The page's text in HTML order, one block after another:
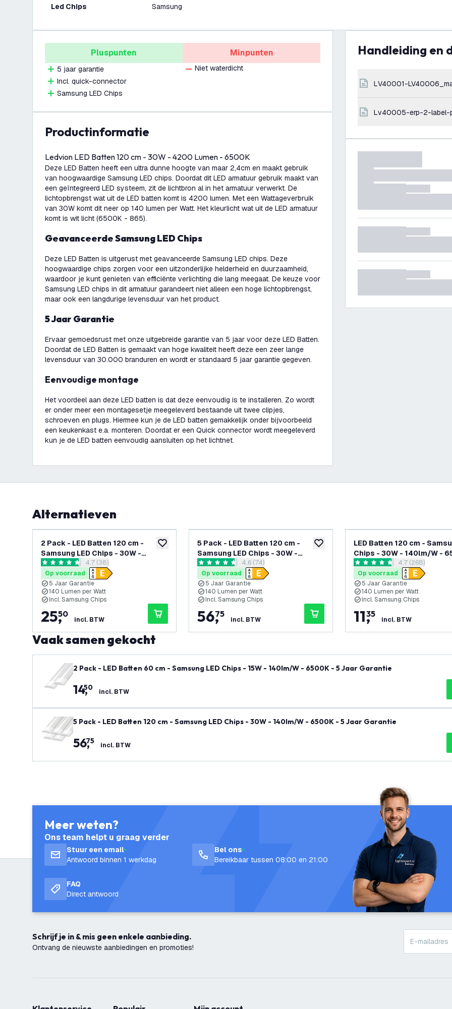
Led Chips Samsung
Pluspunten
5 jaar garantie
Incl. quick-connector
Samsung LED Chips
Minpunten
Niet waterdicht
productinformatie
Ledvion LED Batten 120 cm - 30W - 4200 Lumen - 6500K
Deze LED Batten heeft een ultra dunne hoogte van maar 2,4cm en maakt gebruik
van hoogwaardige Samsung LED chips. Doordat dit LED armatuur gebruik maakt van
een geïntegreerd LED systeem, zit de lichtbron al in het armatuur verwerkt. De
lichtopbrengst wat uit de LED batten komt is 4200 lumen. Met een Wattageverbruik
van 30W komt dit neer op 140 lumen per Watt. Het kleurlicht wat uit de LED armatuur
komt is wit licht (6500K - 865).
Geavanceerde Samsung LED Chips
Deze LED Batten is uitgerust met geavanceerde Samsung LED chips. Deze
hoogwaardige chips zorgen voor een uitzonderlijke helderheid en duurzaamheid,
waardoor je kunt genieten van efficiënte verlichting die lang meegaat. De keuze voor
Samsung LED chips in dit armatuur garandeert niet alleen een hoge lichtopbrengst,
maar ook een langdurige levensduur van het product.
5 Jaar Garantie
Ervaar gemoedsrust met onze uitgebreide garantie van 5 jaar voor deze LED Batten.
Doordat de LED Batten is gemaakt van hoge kwaliteit heeft deze een zeer lange
levensduur van 30.000 branduren en wordt er standaard 5 jaar garantie gegeven.
Eenvoudige montage
Het voordeel aan deze LED batten is dat deze eenvoudig is te installeren. Zo wordt
er onder meer een montagesetje meegeleverd bestaande uit twee clipjes,
schroeven en plugs. Hiermee kun je de LED batten gemakkelijk onder bijvoorbeeld
een keukenkast e.a. monteren. Doordat er een Quick connector wordt meegeleverd
kun je de LED batten eenvoudig aansluiten op het lichtnet.
Handleiding en
LV40001-
lv40005-erp-2-label-
Alternatieven
toevoegen aan verlanglijst
2 Pack - LED Batten 120 cm -
Samsung LED Chips - 30W -
140lm/W - 4000K - 5 Jaar
Garantie
reviews drawer openen
4.7 score sterren4.7 (38)
Op voorraad
5 Jaar Garantie
140 Lumen per Watt
Incl. Samsung Chips
25,
50
incl. BTW
toevoegen aan verlanglijst
5 Pack - LED Batten 120 cm -
Samsung LED Chips - 30W -
140lm/W - 6500K - 5 Jaar
Garantie
reviews drawer openen
4.6 score sterren4.6 (74)
Op voorraad
5 Jaar Garantie
140 Lumen per Watt
Incl. Samsung Chips
56,
75
incl. BTW
LED Batten 120 cm -
Chips - 30W - 140lm/W -
Jaar Garantiereviews drawer
4.7 score sterren4.7 (268)
Op voorraad
5 Jaar Garantie
140 Lumen per Watt
Incl. Samsung Chips
11,
35
incl. BTW
Vaak samen gekocht
2 Pack - LED Batten 60 cm - Samsung LED Chips - 15W - 140lm/W - 6500K - 5 Jaar Garantie
14,
50 incl. BTW
5 Pack - LED Batten 120 cm - Samsung LED Chips - 30W - 140lm/W - 6500K - 5 Jaar Garantie
56,
75 incl. BTW
Meer weten?
Ons team helpt u graag verder
Stuur een email
Antwoord binnen 1 werkdag
Bel ons
Bereikbaar tussen 08:00 en 21:00
FAQ
Direct antwoord
Schrijf je in & mis geen enkele aanbieding.
Ontvang de nieuwste aanbiedingen en promoties!